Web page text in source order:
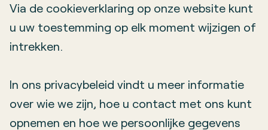
Via de cookieverklaring op onze website kunt
u uw toestemming op elk moment wijzigen of
intrekken.
In ons privacybeleid vindt u meer informatie
over wie we zijn, hoe u contact met ons kunt
opnemen en hoe we persoonlijke gegevens